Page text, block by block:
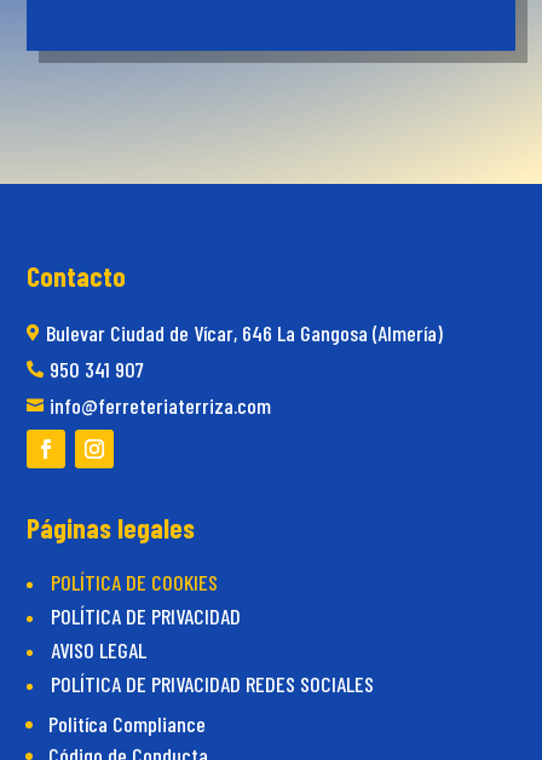
Contacto
 Bulevar Ciudad de Vícar, 646 La Gangosa (Almería)
 950 341 907
 info@ferreteriaterriza.com
Páginas legales
POLÍTICA DE COOKIES
POLÍTICA DE PRIVACIDAD
AVISO LEGAL
POLÍTICA DE PRIVACIDAD REDES SOCIALES
Politíca Compliance